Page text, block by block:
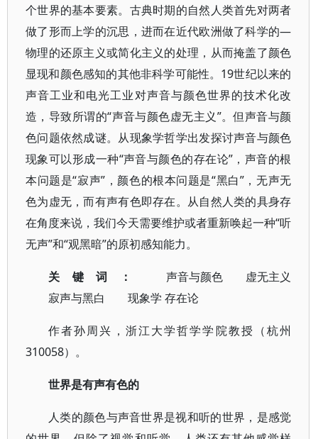
个世界的基本要素。古典时期的自然人类首先对两者
做了形而上学的沉思，进而在近代欧洲做了科学的—
物理的还原主义或简化主义的处理，从而掩盖了颜色
显现和颜色感知的其他非科学可能性。19世纪以来的
声音工业和电光工业对声音与颜色世界的技术化改
造，导致所谓的“声音与颜色虚无主义”。但声音与颜
色问题依然成谜。从现象学哲学出发探讨声音与颜色
现象可以形成一种“声音与颜色的存在论”，声音的根
本问题是“寂声”，颜色的根本问题是“黑白”，无声无
色为虚无，而有声有色即存在。从自然人类的具身存
在角度来说，我们今天需要维护或者重新唤起一种“听
无声”和“观黑暗”的原初感知能力。
关键词： 声音与颜色
虚无主义
寂声与黑白
现象学 存在论
作者孙周兴，浙江大学哲学学院教授（杭州
310058）。
世界是有声有色的
人类的颜色与声音世界是视和听的世界，是感觉